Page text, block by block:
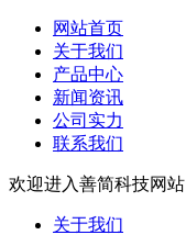
网站首页
关于我们
产品中心
新闻资讯
公司实力
联系我们
欢迎进入善简科技网站
关于我们